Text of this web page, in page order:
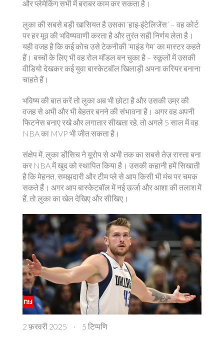
और प्लेमेकिंग सभी में बराबर काम कर सकता है।
लुका की सबसे बड़ी खासियत है उसका ‘हाइ‑इंटेलिजेंस’ – वह कोर्ट
पर हर मूव की भविष्यवाणी करता है और तुरंत सही निर्णय लेता है।
यही वजह है कि कई कोच उसे टेकनीकी ‘माइंड गेम’ का मास्टर कहते
हैं। बच्चों के लिए भी वह रोल मॉडल बन चुका है – स्कूलों में उसकी
वीडियो देखकर कई युवा बास्केटबॉल खिलाड़ी अपना करियर बनाना
चाहते हैं।
भविष्य की बात करें तो लुका अब भी छोटा है और उसकी उम्र की
वजह से अभी और भी बेहतर बनने की संभावना है। अगर वह अपनी
फिटनेस बनाए रखे और लगातार सीखता रहे, तो अगले 5 साल में वह
NBA का MVP भी जीत सकता है।
संक्षेप में, लुका डोंसिच ने यूरोप से अभी तक का सबसे तेज़ रास्ता बना
कर NBA में खुद को स्थापित किया है। उसकी कहानी हमें सिखाती
है कि मेहनत, समझदारी और टीम प्ले से आप किसी भी मंच पर चमक
सकते हैं। अगर आप बास्केटबॉल में नई ऊर्जा और आशा की तलाश में
हैं, तो लुका का खेल देखिए और सीखिए।
2 फ़रवरी 2025 · 5 टिप्पणि